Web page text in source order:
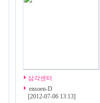
삼각센터
ensoen-D
[2012-07-06 13:13]